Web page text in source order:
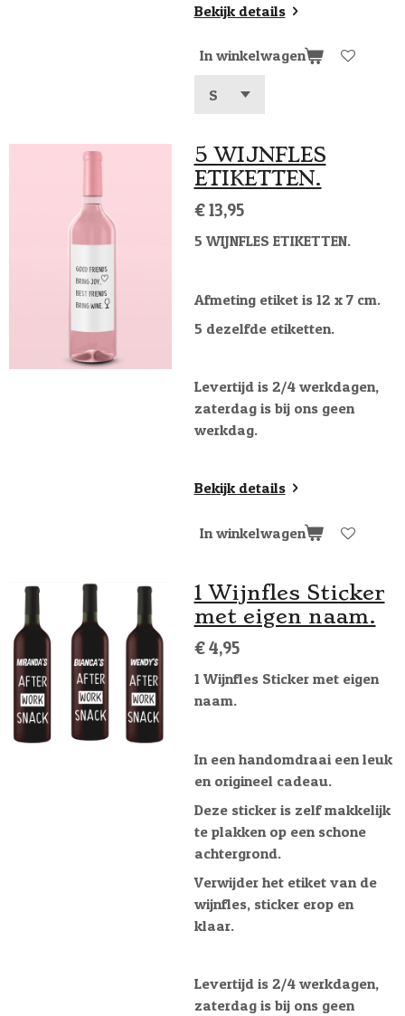
Bekijk details
In winkelwagen
5 WIJNFLES
ETIKETTEN.
€ 13,95
5 WIJNFLES ETIKETTEN.
Afmeting etiket is 12 x 7 cm.
5 dezelfde etiketten.
Levertijd is 2/4 werkdagen,
zaterdag is bij ons geen
werkdag.
Bekijk details
In winkelwagen
1 Wijnfles Sticker
met eigen naam.
€ 4,95
1 Wijnfles Sticker met eigen
naam.
In een handomdraai een leuk
en origineel cadeau.
Deze sticker is zelf makkelijk
te plakken op een schone
achtergrond.
Verwijder het etiket van de
wijnfles, sticker erop en
klaar.
Levertijd is 2/4 werkdagen,
zaterdag is bij ons geen